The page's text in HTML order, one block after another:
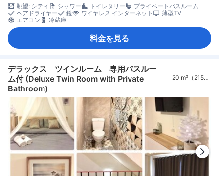
眺望: シティ シャワー トイレタリー
プライベートバスルーム
ヘアドライヤー
鏡 ワイヤレス インターネット
薄型TV
エアコン
冷蔵庫
料金を見る
デラックス ツインルーム 専用バスルー
ム付 (Deluxe Twin Room with Private
Bathroom)
20 m²（215